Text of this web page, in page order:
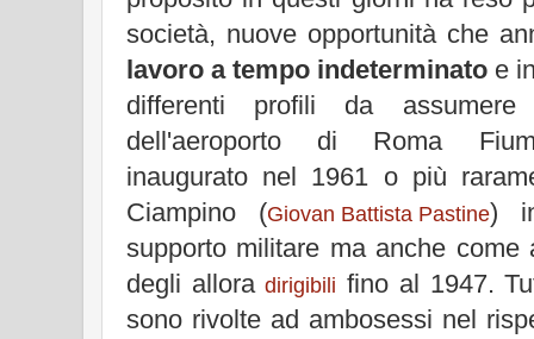
società, nuove opportunità che
lavoro a tempo indeterminato e
differenti profili da assumere
dell'aeroporto di Roma
inaugurato nel 1961 o più
Ciampino (Giovan Battista Pastine)
supporto militare ma anche come
degli alloradirigibili fino al 1947.
sono rivolte ad ambosessi nel